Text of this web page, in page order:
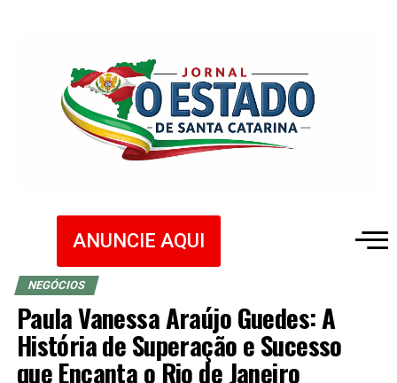
ANUNCIE AQUI
NEGÓCIOS
Paula Vanessa Araújo Guedes: A
História de Superação e Sucesso
que Encanta o Rio de Janeiro